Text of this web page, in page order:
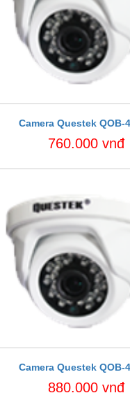
Camera Questek QOB-
760.000 vnđ
Camera Questek QOB-
880.000 vnđ